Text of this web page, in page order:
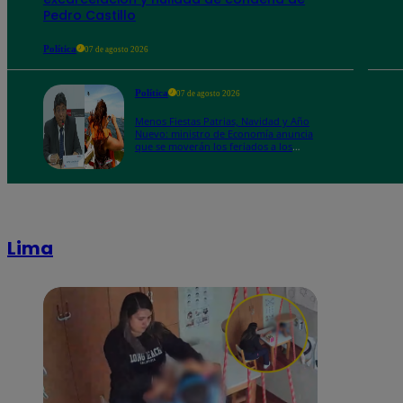
Pedro Castillo
Política 07 de agosto 2026
Política 07 de agosto 2026
Menos Fiestas Patrias, Navidad y Año
Nuevo: ministro de Economía anuncia
que se moverán los feriados a los
Lima